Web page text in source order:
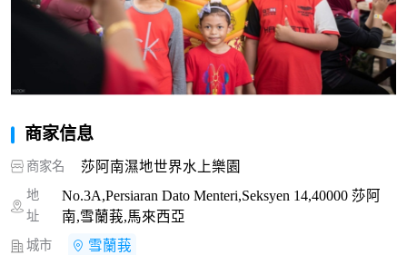
商家信息
商家名 莎阿南濕地世界水上樂園
地
址
No.3A,Persiaran Dato Menteri,Seksyen 14,40000 莎阿
南,雪蘭莪,馬來西亞
城市 雪蘭莪